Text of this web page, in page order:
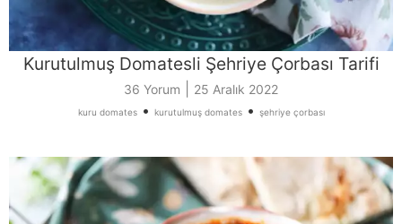
Kurutulmuş Domatesli Şehriye Çorbası Tarifi
36 Yorum 25 Aralık 2022
kuru domates• kurutulmuş domates• şehriye çorbası